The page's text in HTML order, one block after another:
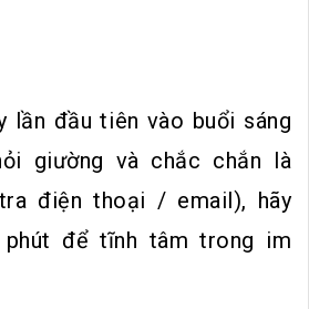
lần đầu tiên vào buổi sáng
giường và chắc chắn là
điện thoại / email), hãy
để tĩnh tâm trong im